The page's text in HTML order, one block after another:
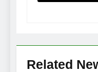
Related